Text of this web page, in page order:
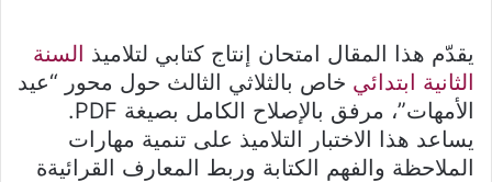
يقدّم هذا المقال امتحان إنتاج كتابي لتلاميذ السنة
الثانية ابتدائي خاص بالثلاثي الثالث حول محور “عيد
الأمهات”، مرفق بالإصلاح الكامل بصيغة PDF.
يساعد هذا الاختبار التلاميذ على تنمية مهارات
الملاحظة والفهم الكتابة وربط المعارف القرائيةة